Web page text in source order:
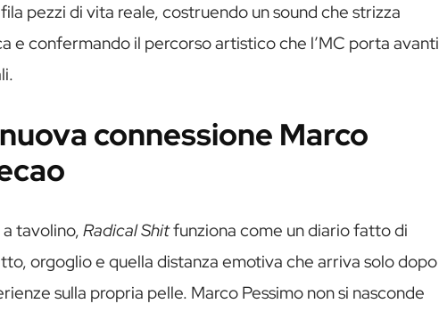
pezzi di vita reale, costruendo un sound che strizza
e confermando il percorso artistico che l’MC porta avanti
connessione Marco
tavolino, Radical Shitfunziona come un diario fatto di
orgoglio e quella distanza emotiva che arriva solo dopo
sulla propria pelle. Marco Pessimo non si nasconde